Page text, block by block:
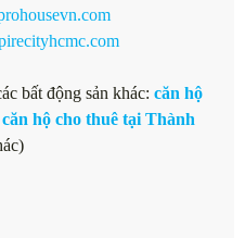
bất động sản khác: căn hộ
căn hộ cho thuê tại Thành